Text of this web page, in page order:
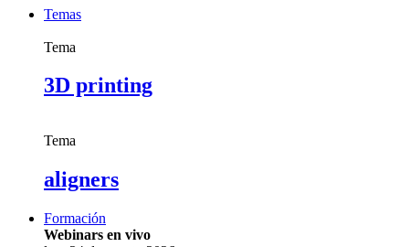
Temas
Tema
3D printing
Tema
aligners
Formación
Webinars en vivo